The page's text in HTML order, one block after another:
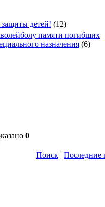
детей! (12)
памяти погибших
назначения (6)
0
Поиск | Последние